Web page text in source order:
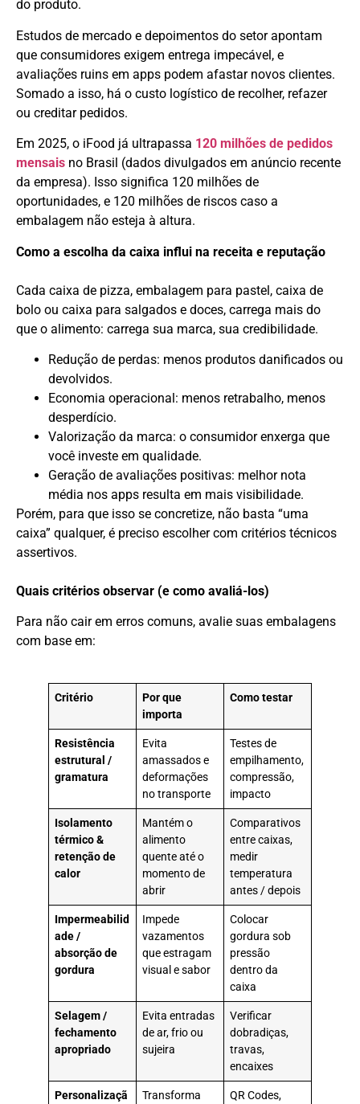
do produto.
Estudos de mercado e depoimentos do setor apontam
que consumidores exigem entrega impecável, e
avaliações ruins em apps podem afastar novos clientes.
Somado a isso, há o custo logístico de recolher, refazer
ou creditar pedidos.
Em 2025, o iFood já ultrapassa 120 milhões de pedidos
mensais no Brasil (dados divulgados em anúncio recente
da empresa). Isso significa 120 milhões de
oportunidades, e 120 milhões de riscos caso a
embalagem não esteja à altura.
Como a escolha da caixa influi na receita e reputação
Cada caixa de pizza, embalagem para pastel, caixa de
bolo ou caixa para salgados e doces, carrega mais do
que o alimento: carrega sua marca, sua credibilidade.
Redução de perdas: menos produtos danificados ou
devolvidos.
Economia operacional: menos retrabalho, menos
desperdício.
Valorização da marca: o consumidor enxerga que
você investe em qualidade.
Geração de avaliações positivas: melhor nota
média nos apps resulta em mais visibilidade.
Porém, para que isso se concretize, não basta “uma
caixa” qualquer, é preciso escolher com critérios técnicos
assertivos.
Quais critérios observar (e como avaliá-los)
Para não cair em erros comuns, avalie suas embalagens
com base em:
Critério
Por que
importa
Como testar
Resistência
estrutural /
gramatura
Evita
amassados e
deformações
no transporte
Testes de
empilhamento,
compressão,
impacto
Isolamento
térmico &
retenção de
calor
Mantém o
alimento
quente até o
momento de
abrir
Comparativos
entre caixas,
medir
temperatura
antes / depois
Impermeabilid
ade /
absorção de
gordura
Impede
vazamentos
que estragam
visual e sabor
Colocar
gordura sob
pressão
dentro da
caixa
Selagem /
fechamento
apropriado
Evita entradas
de ar, frio ou
sujeira
Verificar
dobradiças,
travas,
encaixes
Personalizaçã Transforma QR Codes,